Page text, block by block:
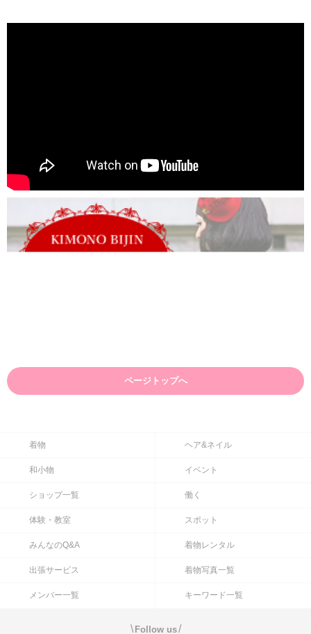
ページトップへ
着物 ヘア&ネイル
和小物 イベント
ショップ一覧 働く
体験・教室 スポット
みんなのQ&A 着物レンタル
出張サービス 着物写真一覧
メンバー一覧 キーワード一覧
\ Follow us/